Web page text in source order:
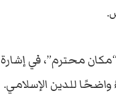
محترم”، في إشارة
واضحًا للدين الإسلامي.